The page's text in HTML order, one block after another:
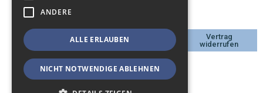
IMPRESSUM
KONTAKT AGB
WIDERRUFSBELEHRUNG
Vertrag
widerrufen
ANDERE
ALLE ERLAUBEN
NICHT NOTWENDIGE ABLEHNEN